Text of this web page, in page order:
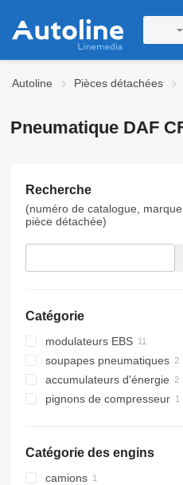
Autoline Pièces détachées
Pneumatique DAF
Recherche
(numéro de catalogue,
pièce détachée)
Catégorie
modulateurs EBS
soupapes pneumatiques
accumulateurs d'énergie
pignons de compresseur
Catégorie des engins
camions